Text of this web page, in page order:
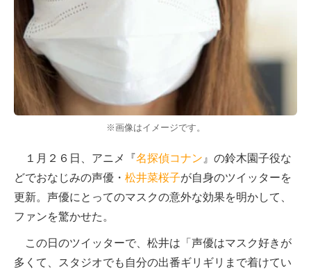
※画像はイメージです。
１月２６日、アニメ『名探偵コナン 』の鈴木園子役な
どでおなじみの声優・ 松井菜桜子が自身のツイッターを
更新。声優にとってのマスクの意外な効果を明かして、
ファンを驚かせた。
この日のツイッターで、松井は「声優はマスク好きが
多くて、スタジオでも自分の出番ギリギリまで着けてい